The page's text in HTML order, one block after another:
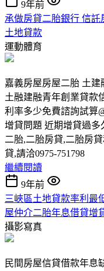
9年前
承做房貸二胎銀行 信
土地貸款
運動體育
嘉義房屋房屋二胎 土
土融建融青年創業貸款
利率多少免費諮詢試算
增貸問題 近期增貸過多
二胎,二胎房貸,二胎房
貸,請洽0975-751798
繼續閱讀
9年前
三峽區土地貸款率利最
屋仲介二胎年息借貸增
攝影寫真
民間房屋信貸借款年息